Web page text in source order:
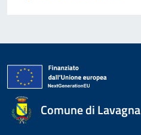
Comune di Lavagna